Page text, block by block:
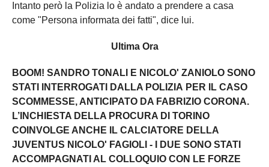
Intanto però la Polizia lo è andato a prendere a casa
come "Persona informata dei fatti", dice lui.
Ultima Ora
BOOM! SANDRO TONALI E NICOLO' ZANIOLO SONO
STATI INTERROGATI DALLA POLIZIA PER IL CASO
SCOMMESSE, ANTICIPATO DA FABRIZIO CORONA.
L’INCHIESTA DELLA PROCURA DI TORINO
COINVOLGE ANCHE IL CALCIATORE DELLA
JUVENTUS NICOLO' FAGIOLI - I DUE SONO STATI
ACCOMPAGNATI AL COLLOQUIO CON LE FORZE